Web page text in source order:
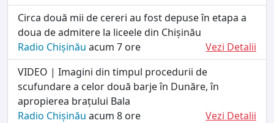
Circa două mii de cereri au fost depuse în etapa a
doua de admitere la liceele din Chișinău
Radio Chișinău acum 7 ore
Vezi Detalii
VIDEO | Imagini din timpul procedurii de
scufundare a celor două barje în Dunăre, în
apropierea brațului Bala
Radio Chișinău acum 8 ore
Vezi Detalii